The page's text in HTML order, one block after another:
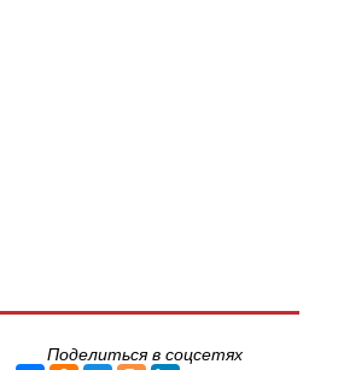
Поделиться в соцсетях